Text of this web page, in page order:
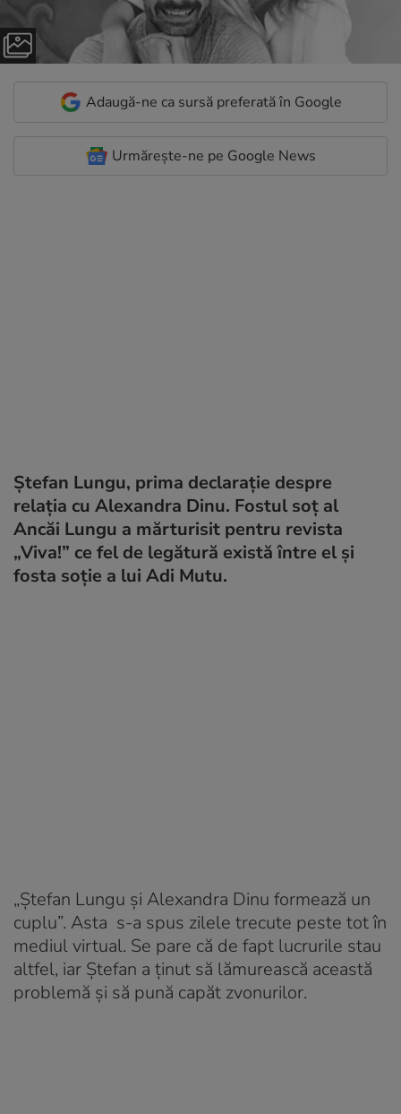
Adaugă-ne ca sursă preferată în Google
Urmărește-ne pe Google News
Ștefan Lungu, prima declarație despre
relația cu Alexandra Dinu. Fostul soț al
Ancăi Lungu a mărturisit pentru revista
„Viva!” ce fel de legătură există între el și
fosta soție a lui Adi Mutu.
„Ștefan Lungu și Alexandra Dinu formează un
cuplu”. Asta s-a spus zilele trecute peste tot în
mediul virtual. Se pare că de fapt lucrurile stau
altfel, iar Ștefan a ținut să lămurească această
problemă și să pună capăt zvonurilor.